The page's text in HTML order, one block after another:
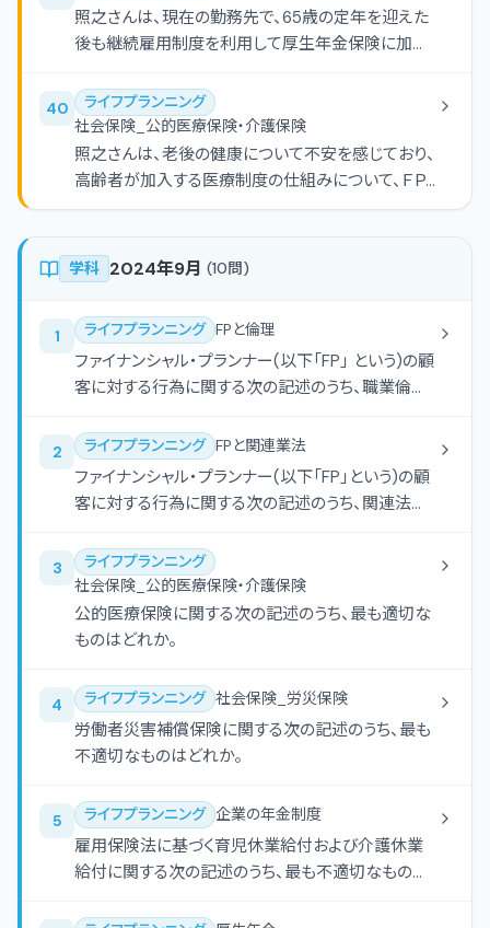
とする。 ・直樹さんへの傷病手当金は、より支給が開
始される。 ・傷病手当金の１日当たりの額は、次の算
間の各月の標準報酬月額の平均額]×1/30× ・傷病手
当金が支給される期間は、支給を開始した日から通
算して、最長でである。
照之さんは、現在の勤務先で、65歳の定年を迎えた
後も継続雇用制度を利用して厚生年金保険に加入
給した場合の受給額について、ＦＰの最上さんに質問
をした。下記＜資料＞に基づく６65歳到達時におけ
る支給調整された老齢厚生年金の受給額（年額）と
して、正しいものはどれか。
40
ライフプランニング
社会保険_公的医療保険・介護保険
照之さんは、老後の健康について不安を感じており、
高齢者が加入する医療制度の仕組みについて、ＦＰ
の最上さんに質問をした。後期高齢者医療制度の概
な語句を語群の中から選び、その番号のみを解答欄
に記入しなさい。なお、同じ番号を何度選んでもよい
ものとする。
学科 2024年9月 (10問)
1 ライフプランニング FPと倫理
ファイナンシャル・プランナー(以下「FP」 という)の顧
客に対する行為に関する次の記述のうち、職業倫理
2 ライフプランニング FPと関連業法
ファイナンシャル・プランナー(以下「FP」という)の顧
客に対する行為に関する次の記述のうち、関連法規
3
ライフプランニング
社会保険_公的医療保険・介護保険
公的医療保険に関する次の記述のうち、最も適切な
ものはどれか。
4 ライフプランニング 社会保険_労災保険
労働者災害補償保険に関する次の記述のうち、最も
不適切なものはどれか。
5 ライフプランニング 企業の年金制度
雇用保険法に基づく育児休業給付および介護休業
給付に関する次の記述のうち、最も不適切なものは